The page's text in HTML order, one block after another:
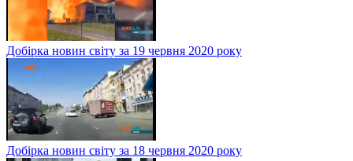
Добірка новин світу за 19 червня 2020 року
Добірка новин світу за 18 червня 2020 року